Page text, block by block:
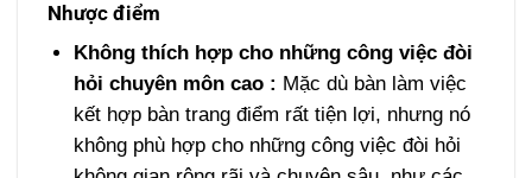
Nhược điểm
Không thích hợp cho những công việc đòi
hỏi chuyên môn cao : Mặc dù bàn làm việc
kết hợp bàn trang điểm rất tiện lợi, nhưng nó
không phù hợp cho những công việc đòi hỏi